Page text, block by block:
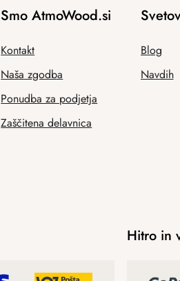
Smo AtmoWood.si
Kontakt
Naša zgodba
Ponudba za podjetja
Zaščitena delavnica
Blog
Navdih
Hitro in